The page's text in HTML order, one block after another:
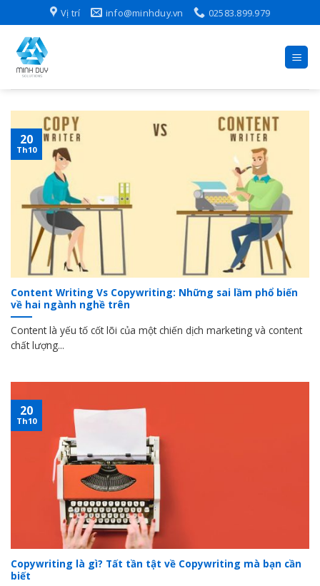
to
content
Vị trí info@minhduy.vn 02583.899.979
Content Writing Vs Copywriting: Những sai lầm phổ biến
về hai ngành nghề trên
Content là yếu tố cốt lõi của một chiến dịch marketing và content
chất lượng...
20
Th10
Copywriting là gì? Tất tần tật về Copywriting mà bạn cần
biết
20
Th10